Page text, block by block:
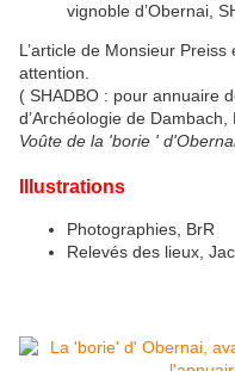
vignoble d’Obernai,
L’article de Monsieur
attention.
( SHADBO : pour annuaire
d’Archéologie de
Voûte de la 'borie '
Illustrations
Photographies, BrR
Relevés des lieux,